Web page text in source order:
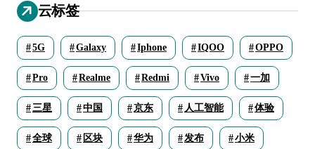
云标签
5G Galaxy Iphone IQOO OPPO
Pro Realme Redmi Vivo 一加
三星 中国 京东 人工智能 体验
全球 区块 华为 发布 小米